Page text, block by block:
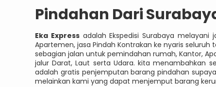
Pindahan Dari
Eka Expressadalah Ekspedisi Surabaya melayani
Apartemen, jasa Pindah Kontrakan ke nyaris
sebagian jalan untuk pemindahan rumah, Kantor,
jalur Darat, Laut serta Udara. kita menambahkan
adalah gratis penjemputan barang pindahan
melainkan kami yang dapat menjemput barang